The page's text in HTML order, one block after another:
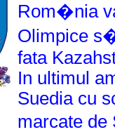
Rom�nia
Olimpice
fata
In ultimul
Suedia cu
marcate